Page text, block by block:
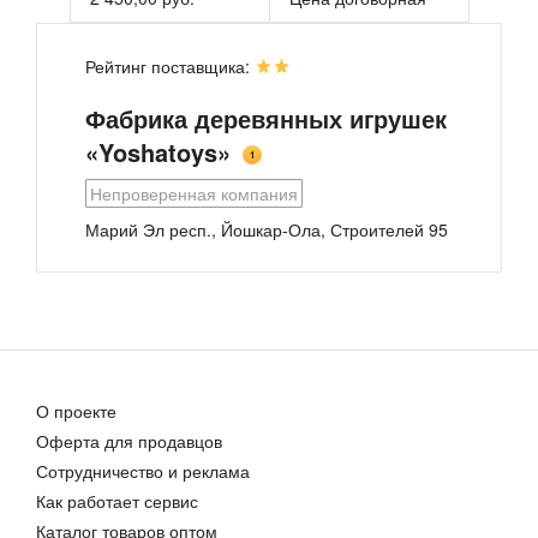
оптовый прайс мы высылаем по запросу через
гибкую систему скидок при крупном опте.
являются авторскими и изготовлены из
экологически чистых материалов.
Коврик-пазл Деревянные головоломки и пазлы
Цена договорная
Рейтинг поставщика:
Фабрика деревянных игрушек
«Yoshatoys»
1
Непроверенная компания
Марий Эл респ., Йошкар-Ола, Строителей 95
О проекте
Оферта для продавцов
Сотрудничество и реклама
Как работает сервис
Каталог товаров оптом